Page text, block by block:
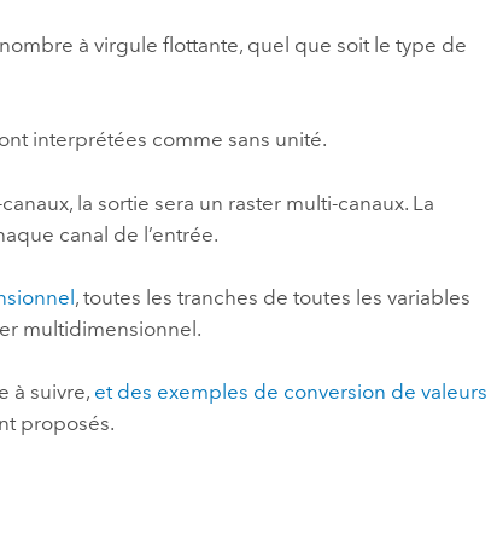
à virgule flottante, quel que soit le type de
interprétées comme sans unité.
la sortie sera un raster multi-canaux. La
canal de l’entrée.
, toutes les tranches de toutes les variables
multidimensionnel.
à suivre, et des exemples de conversion de valeurs
proposés.